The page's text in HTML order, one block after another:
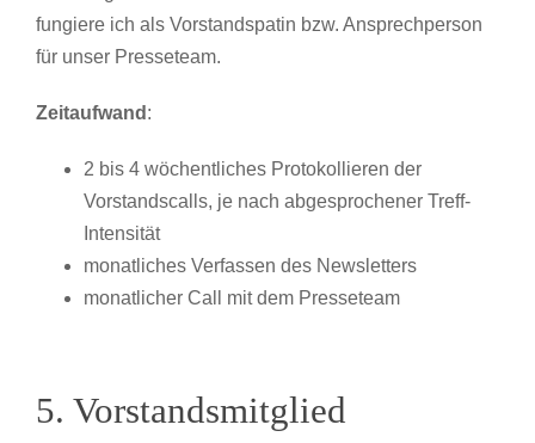
fungiere ich als Vorstandspatin bzw. Ansprechperson
für unser Presseteam.
Zeitaufwand :
2 bis 4 wöchentliches Protokollieren der
Vorstandscalls, je nach abgesprochener Treff-
Intensität
monatliches Verfassen des Newsletters
monatlicher Call mit dem Presseteam
5. Vorstandsmitglied